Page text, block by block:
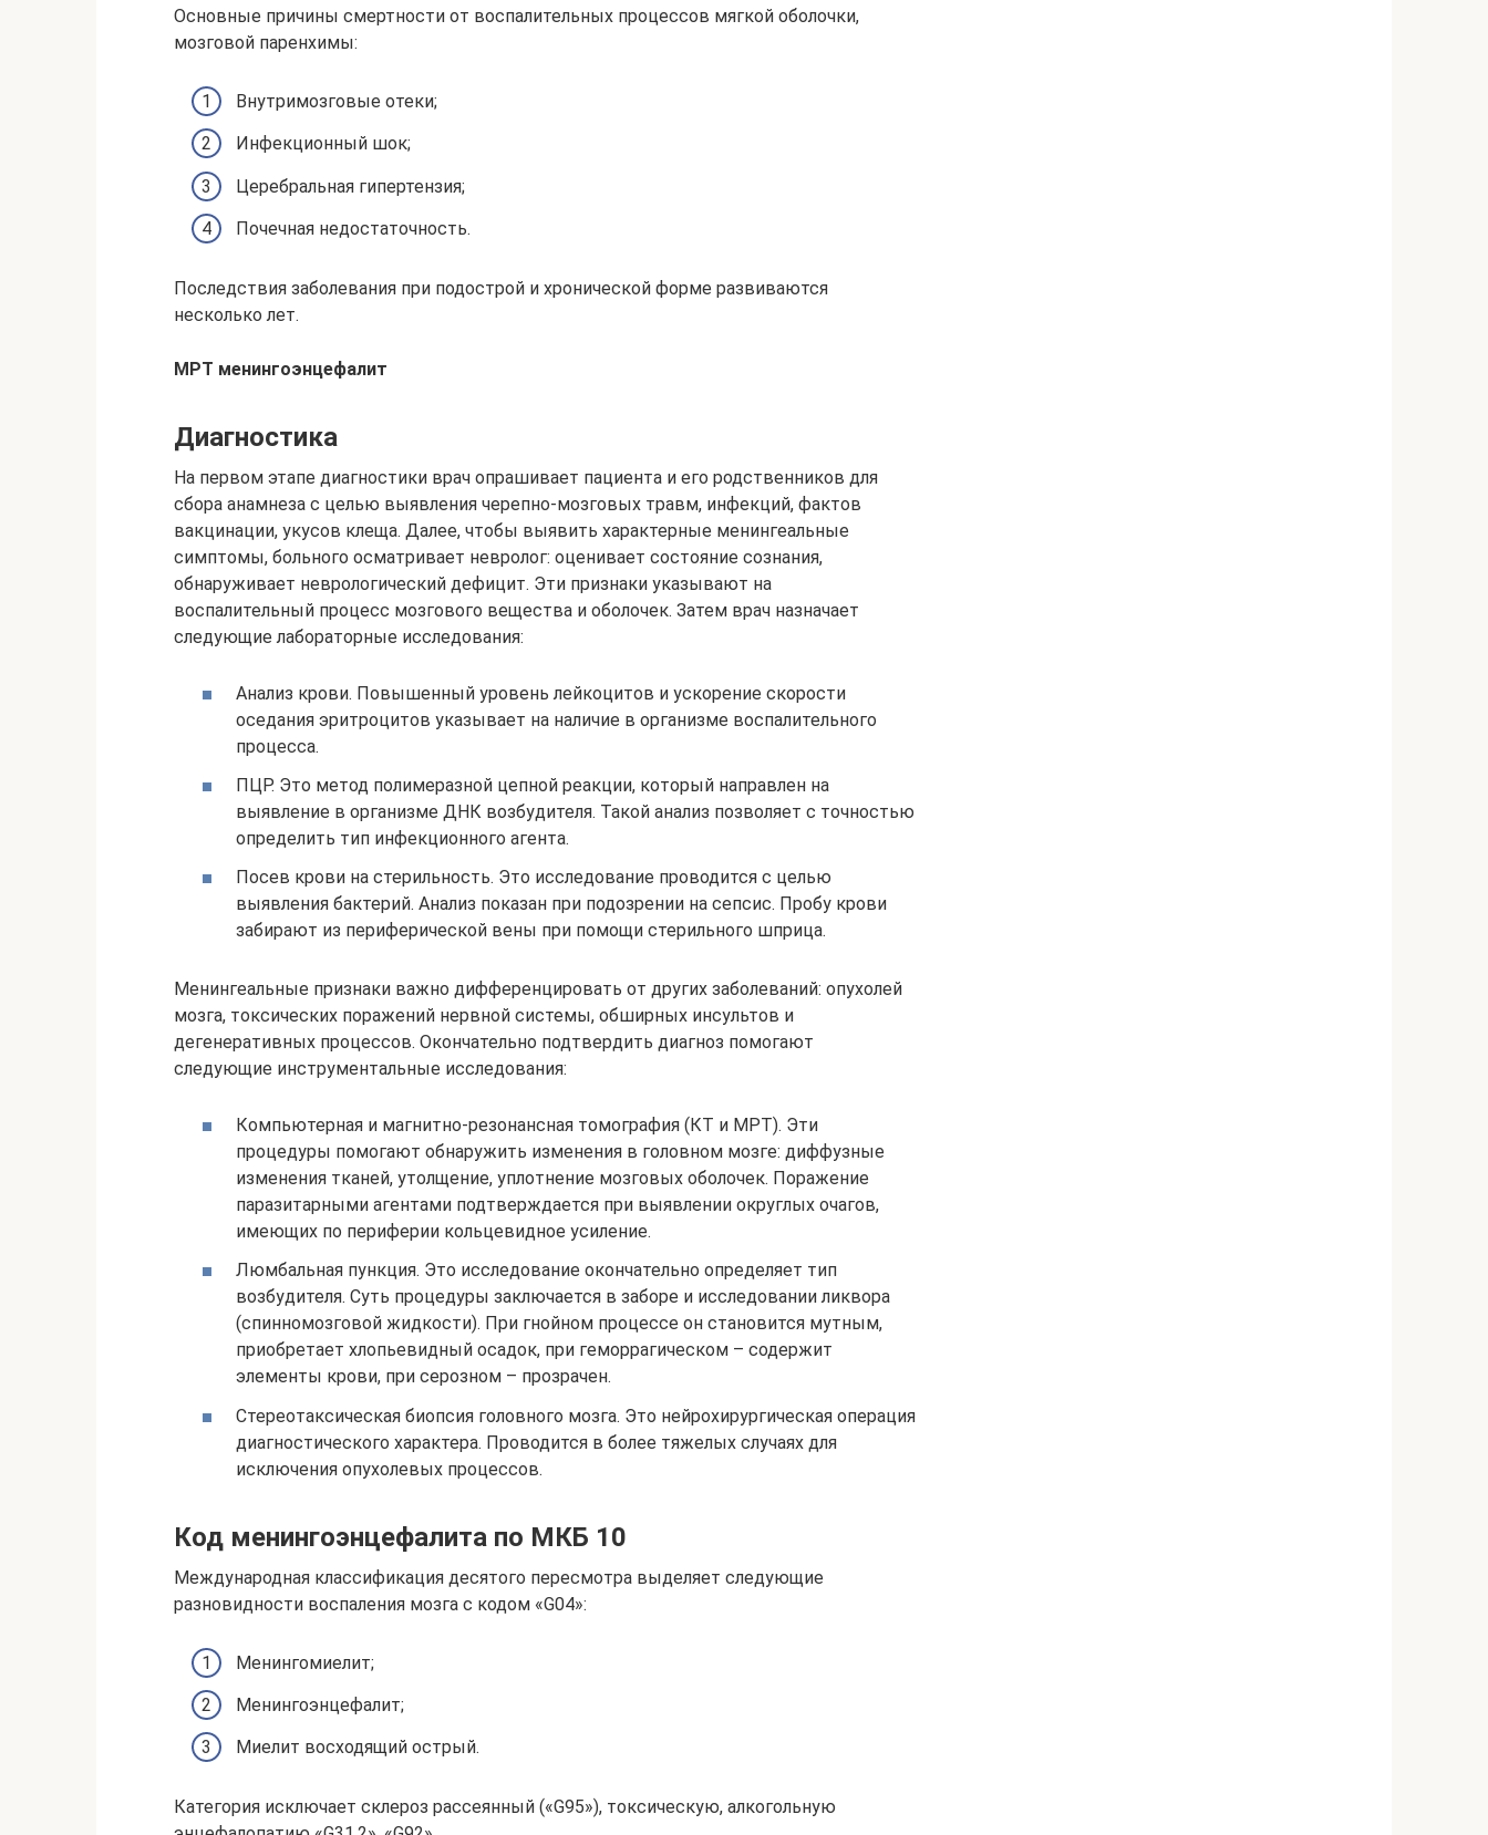
Основные причины смертности от воспалительных процессов мягкой оболочки,
мозговой паренхимы:
Внутримозговые отеки;
Инфекционный шок;
Церебральная гипертензия;
Почечная недостаточность.
Последствия заболевания при подострой и хронической форме развиваются
несколько лет.
МРТ менингоэнцефалит
Диагностика
На первом этапе диагностики врач опрашивает пациента и его родственников для
сбора анамнеза с целью выявления черепно-мозговых травм, инфекций, фактов
вакцинации, укусов клеща. Далее, чтобы выявить характерные менингеальные
симптомы, больного осматривает невролог: оценивает состояние сознания,
обнаруживает неврологический дефицит. Эти признаки указывают на
воспалительный процесс мозгового вещества и оболочек. Затем врач назначает
следующие лабораторные исследования:
Анализ крови. Повышенный уровень лейкоцитов и ускорение скорости
оседания эритроцитов указывает на наличие в организме воспалительного
процесса.
ПЦР. Это метод полимеразной цепной реакции, который направлен на
выявление в организме ДНК возбудителя. Такой анализ позволяет с точностью
определить тип инфекционного агента.
Посев крови на стерильность. Это исследование проводится с целью
выявления бактерий. Анализ показан при подозрении на сепсис. Пробу крови
забирают из периферической вены при помощи стерильного шприца.
Менингеальные признаки важно дифференцировать от других заболеваний: опухолей
мозга, токсических поражений нервной системы, обширных инсультов и
дегенеративных процессов. Окончательно подтвердить диагноз помогают
следующие инструментальные исследования:
Компьютерная и магнитно-резонансная томография (КТ и МРТ). Эти
процедуры помогают обнаружить изменения в головном мозге: диффузные
изменения тканей, утолщение, уплотнение мозговых оболочек. Поражение
паразитарными агентами подтверждается при выявлении округлых очагов,
имеющих по периферии кольцевидное усиление.
Люмбальная пункция. Это исследование окончательно определяет тип
возбудителя. Суть процедуры заключается в заборе и исследовании ликвора
(спинномозговой жидкости). При гнойном процессе он становится мутным,
приобретает хлопьевидный осадок, при геморрагическом – содержит
элементы крови, при серозном – прозрачен.
Стереотаксическая биопсия головного мозга. Это нейрохирургическая операция
диагностического характера. Проводится в более тяжелых случаях для
исключения опухолевых процессов.
Код менингоэнцефалита по МКБ 10
Международная классификация десятого пересмотра выделяет следующие
разновидности воспаления мозга с кодом «G04»:
Менингомиелит;
Менингоэнцефалит;
Миелит восходящий острый.
Категория исключает склероз рассеянный («G95»), токсическую, алкогольную